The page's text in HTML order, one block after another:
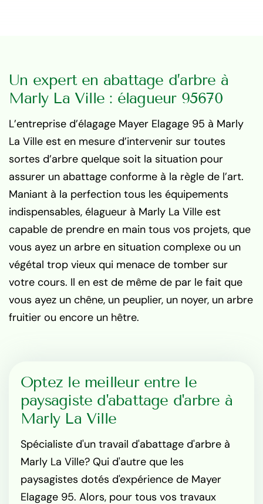
Un expert en abattage d’arbre à
Marly La Ville : élagueur 95670
L’entreprise d’élagage Mayer Elagage 95 à Marly
La Ville est en mesure d’intervenir sur toutes
sortes d’arbre quelque soit la situation pour
assurer un abattage conforme à la règle de l’art.
Maniant à la perfection tous les équipements
indispensables, élagueur à Marly La Ville est
capable de prendre en main tous vos projets, que
vous ayez un arbre en situation complexe ou un
végétal trop vieux qui menace de tomber sur
votre cours. Il en est de même de par le fait que
vous ayez un chêne, un peuplier, un noyer, un arbre
fruitier ou encore un hêtre.
Optez le meilleur entre le
paysagiste d'abattage d'arbre à
Marly La Ville
Spécialiste d'un travail d'abattage d'arbre à
Marly La Ville? Qui d'autre que les
paysagistes dotés d'expérience de Mayer
Elagage 95. Alors, pour tous vos travaux